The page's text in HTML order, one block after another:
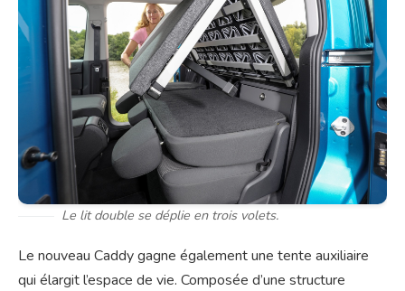
Le lit double se déplie en trois volets.
Le nouveau Caddy gagne également une tente auxiliaire
qui élargit l’espace de vie. Composée d’une structure